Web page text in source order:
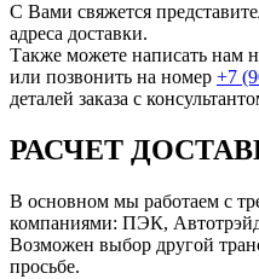
С Вами свяжется
адреса доставки.
Также можете написать нам
или позвонить на номер +7
деталей заказа с
РАСЧЕТ
В основном мы работаем с
компаниями: ПЭК,
Возможен выбор другой
просьбе.